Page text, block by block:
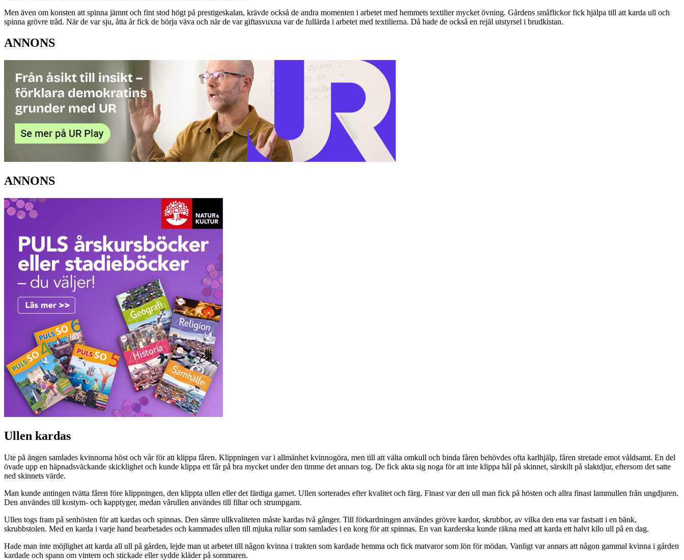
Men även om konsten att spinna jämnt och fint stod högt på prestigeskalan, krävde också de andra momenten i arbetet med hemmets textilier mycket övning. Gårdens småflickor fick hjälpa till att karda ull och
spinna grövre tråd. När de var sju, åtta år fick de börja väva och när de var giftasvuxna var de fullärda i arbetet med textilierna. Då hade de också en rejäl utstyrsel i brudkistan.
ANNONS
ANNONS
Ullen kardas
Ute på ängen samlades kvinnorna höst och vår för att klippa fåren. Klippningen var i allmänhet kvinnogöra, men till att välta omkull och binda fåren behövdes ofta karlhjälp, fåren stretade emot våldsamt. En del
övade upp en häpnadsväckande skicklighet och kunde klippa ett får på bra mycket under den timme det annars tog. De fick akta sig noga för att inte klippa hål på skinnet, särskilt på slaktdjur, eftersom det satte
ned skinnets värde.
Man kunde antingen tvätta fåren före klippningen, den klippta ullen eller det färdiga garnet. Ullen sorterades efter kvalitet och färg. Finast var den ull man fick på hösten och allra finast lammullen från ungdjuren.
Den användes till kostym- och kapptyger, medan vårullen användes till filtar och strumpgarn.
Ullen togs fram på senhösten för att kardas och spinnas. Den sämre ullkvaliteten måste kardas två gånger. Till förkardningen användes grövre kardor, skrubbor, av vilka den ena var fastsatt i en bänk,
skrubbstolen. Med en karda i varje hand bearbetades och kammades ullen till mjuka rullar som samlades i en korg för att spinnas. En van karderska kunde räkna med att karda ett halvt kilo ull på en dag.
Hade man inte möjlighet att karda all ull på gården, lejde man ut arbetet till någon kvinna i trakten som kardade hemma och fick matvaror som lön för mödan. Vanligt var annars att någon gammal kvinna i gården
kardade och spann om vintern och stickade eller sydde kläder på sommaren.